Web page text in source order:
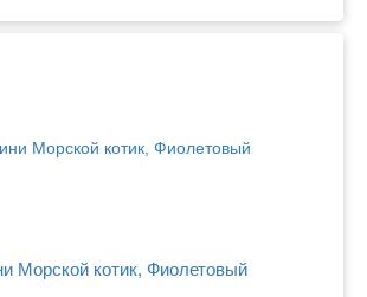
Морской котик, Фиолетовый